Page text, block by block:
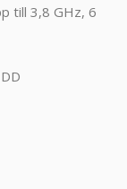
till 3,8 GHz, 6